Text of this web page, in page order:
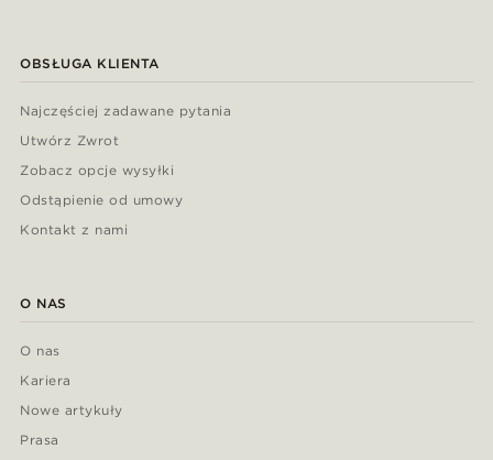
OBSŁUGA KLIENTA
Najczęściej zadawane pytania
Utwórz Zwrot
Zobacz opcje wysyłki
Odstąpienie od umowy
Kontakt z nami
O NAS
O nas
Kariera
Nowe artykuły
Prasa